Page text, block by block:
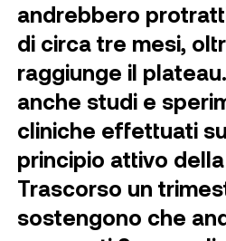
andrebbero
di circa tre mesi,
raggiunge il
anche studi e
cliniche effettuati
principio attivo
Trascorso un
sostengono che